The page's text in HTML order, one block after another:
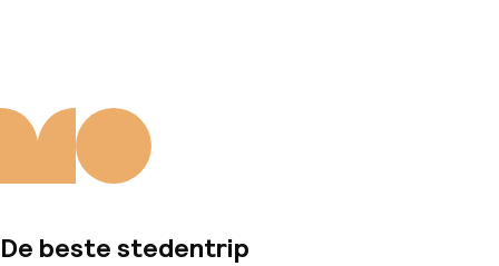
De beste stedentrip